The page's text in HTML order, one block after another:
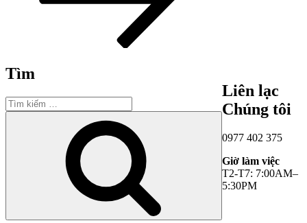
Tìm
Tìm
kiếm:
Tìm
Liên lạc
Chúng tôi
0977 402 375
Giờ làm việc
T2-T7: 7:00AM–
5:30PM